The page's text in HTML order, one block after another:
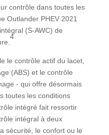
contrôle dans toutes les
Outlander PHEV 2021
(S-AWC) de
4
le contrôle actif du lacet,
(ABS) et le contrôle
- qui offre désormais
toutes les conditions
intégré fait ressortir
intégral à deux
sécurité, le confort ou le